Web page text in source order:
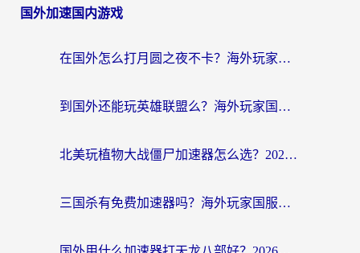
国外加速国内游戏
在国外怎么打月圆之夜不卡？海外玩家国服游戏加速终极指南（附巴西英国游戏适配方案）
到国外还能玩英雄联盟么？海外玩家国服游戏畅玩终极指南
北美玩植物大战僵尸加速器怎么选？2026海外党必看的国服游戏加速指南
三国杀有免费加速器吗？海外玩家国服畅玩终极指南（附泰国南非专属解决方案）